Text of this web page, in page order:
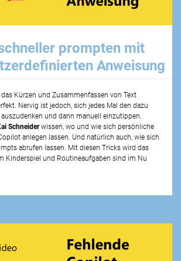
prompten mit
Anweisung
Kürzen und Zusammenfassen von Text
Nervig ist jedoch, sich jedes Mal den dazu
und dann manuell einzutippen.
Schneiderwissen, wo und wie sich persönliche
anlegen lassen. Und natürlich auch, wie sich
abrufen lassen. Mit diesen Tricks wird das
Kinderspiel und Routineaufgaben sind im Nu